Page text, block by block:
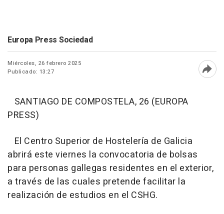
Europa Press Sociedad
Miércoles, 26 febrero 2025
Publicado: 13:27
SANTIAGO DE COMPOSTELA, 26 (EUROPA
PRESS)
El Centro Superior de Hostelería de Galicia
abrirá este viernes la convocatoria de bolsas
para personas gallegas residentes en el exterior,
a través de las cuales pretende facilitar la
realización de estudios en el CSHG.